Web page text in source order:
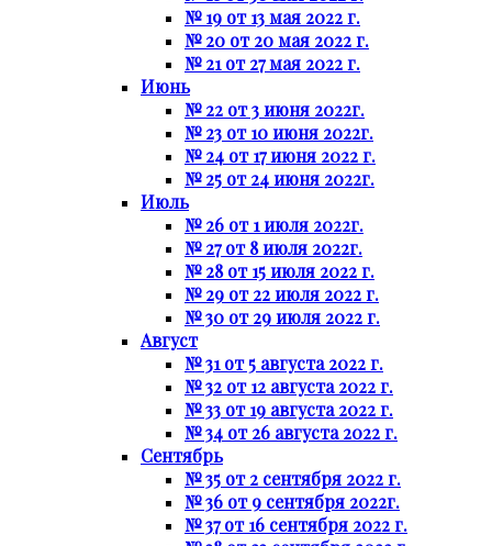
№ 19 от 13 мая 2022 г.
№ 20 от 20 мая 2022 г.
№ 21 от 27 мая 2022 г.
Июнь
№ 22 от 3 июня 2022г.
№ 23 от 10 июня 2022г.
№ 24 от 17 июня 2022 г.
№ 25 от 24 июня 2022г.
Июль
№ 26 от 1 июля 2022г.
№ 27 от 8 июля 2022г.
№ 28 от 15 июля 2022 г.
№ 29 от 22 июля 2022 г.
№ 30 от 29 июля 2022 г.
Август
№ 31 от 5 августа 2022 г.
№ 32 от 12 августа 2022 г.
№ 33 от 19 августа 2022 г.
№ 34 от 26 августа 2022 г.
Сентябрь
№ 35 от 2 сентября 2022 г.
№ 36 от 9 сентября 2022г.
№ 37 от 16 сентября 2022 г.